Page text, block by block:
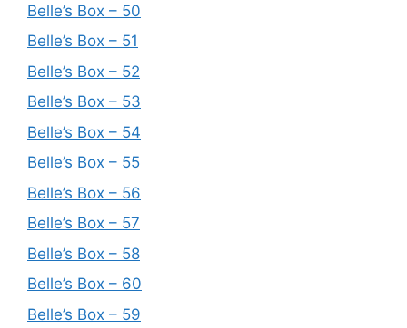
Belle’s Box – 50
Belle’s Box – 51
Belle’s Box – 52
Belle’s Box – 53
Belle’s Box – 54
Belle’s Box – 55
Belle’s Box – 56
Belle’s Box – 57
Belle’s Box – 58
Belle’s Box – 60
Belle’s Box – 59